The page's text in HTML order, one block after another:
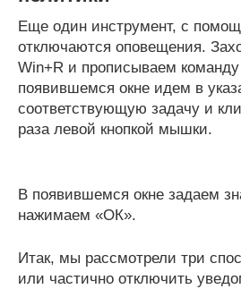
Еще один инструмент, с
отключаются оповещения.
Win+R и прописываем
появившемся окне идем в
соответствующую задачу и
раза левой кнопкой мышки.
В появившемся окне задаем
нажимаем «ОК».
Итак, мы рассмотрели три
или частично отключить